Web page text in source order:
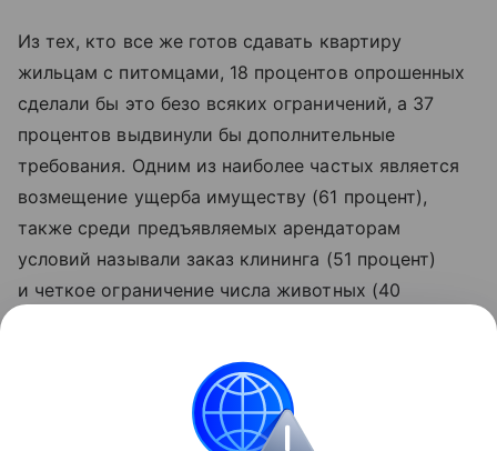
Из тех, кто все же готов сдавать квартиру
жильцам с питомцами, 18 процентов опрошенных
сделали бы это безо всяких ограничений, а 37
процентов выдвинули бы дополнительные
требования. Одним из наиболее частых является
возмещение ущерба имуществу (61 процент),
также среди предъявляемых арендаторам
условий называли заказ клининга (51 процент)
и четкое ограничение числа животных (40
и подъем арендной платы на 10−20 процентов.